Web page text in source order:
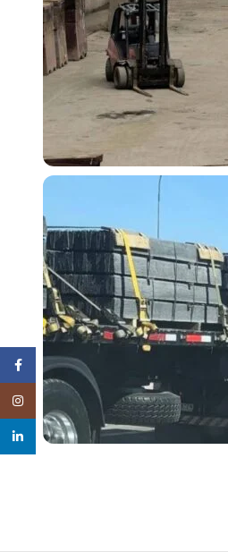
Facebook
Instagram
linkedin